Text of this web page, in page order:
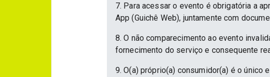
7. Para acessar o evento é obrigatória a
App (Guichê Web), juntamente com
8. O não comparecimento ao evento
fornecimento do serviço e consequente
9. O(a) próprio(a) consumidor(a) é o